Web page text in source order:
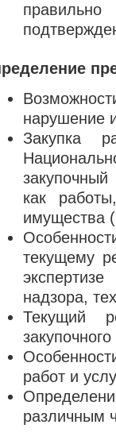
нарушение
Закупка
как
имущества
текущему
надзора,
Текущий
работ и
различным